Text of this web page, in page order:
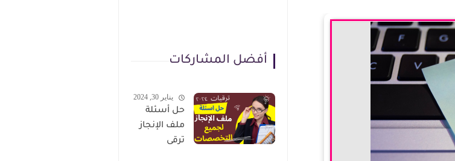
أفضل المشاركات
يناير 30, 2024
حل أسئلة
ملف الإنجاز
ترقى